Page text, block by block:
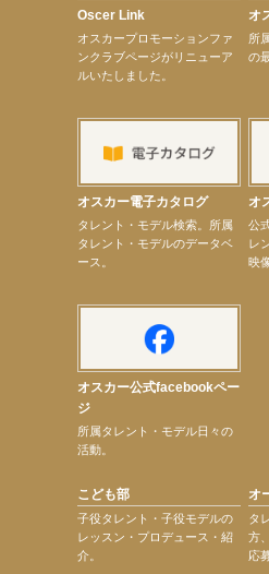
ショーゲスト出演！
【定本楓馬】WEB DIGVII 連載企画『東京23時』に登
【髙橋ひかる】7月雑誌掲載情報
【elfin’】7thシングル『全世界』がFMふくろうでパワ
【elfin’】【辻美優】8月28日（金）「辻美優(elfin’)グ
【elfin’】9月27日（日）「Beauty Voice Theater
【本田紗来】「Ray」9月号発売中！
【宇垣美里】「マンガ【推しの子】展‐星のキセキ‐」
Oscer Link
オスカープロモーションファ
ンクラブページがリニューア
ルいたしました。
オ
所
の
オスカー電子カタログ
タレント・モデル検索。所属
タレント・モデルのデータベ
ース。
オ
公
レ
映
オスカー公式facebookペー
ジ
所属タレント・モデル日々の
活動。
こども部
子役タレント・子役モデルの
レッスン・プロデュース・紹
介。
オ
タ
方
応